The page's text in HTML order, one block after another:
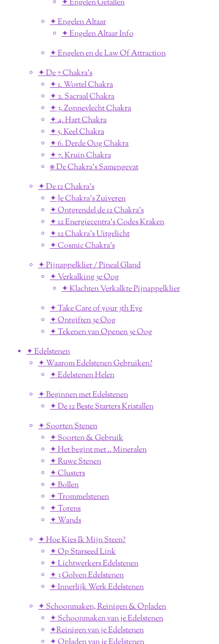
✦ Engelen Getallen
✦ Engelen Altaar
✦ Engelen Altaar Info
✦ Engelen en de Law Of Attraction
✦ De 7 Chakra's
✦ 1. Wortel Chakra
✦ 2. Sacraal Chakra
✦ 3. Zonnevlecht Chakra
✦ 4. Hart Chakra
✦ 5. Keel Chakra
✦ 6. Derde Oog Chakra
✦ 7. Kruin Chakra
⎈ De Chakra's Samengevat
✦ De 12 Chakra's
✦ Je Chakra's Zuiveren
✦ Ontgrendel de 12 Chakra's
✦ 12 Energiecentra's Codes Kraken
✦ 12 Chakra's Uitgelicht
✦ Cosmic Chakra's
✦ Pijnappelklier / Pineal Gland
✦ Verkalking 3e Oog
✦ Klachten Verkalkte Pijnappelklier
✦ Take Care of your 3th Eye
✦ Ontgiften 3e Oog
✦ Tekenen van Openen 3e Oog
✦ Edelstenen
✦ Waarom Edelstenen Gebruiken?
✦ Edelstenen Helen
✦ Beginnen met Edelstenen
✦ De 12 Beste Starters Kristallen
✦ Soorten Stenen
✦ Soorten & Gebruik
✦ Het begint met .. Mineralen
✦ Ruwe Stenen
✦ Clusters
✦ Bollen
✦ Trommelstenen
✦ Torens
✦ Wands
✦ Hoe Kies Ik Mijn Steen?
✦ Op Starseed Link
✦ Lichtwerkers Edelstenen
✦ 3 Golven Edelstenen
✦ Innerlijk Werk Edelstenen
✦ Schoonmaken, Reinigen & Opladen
✦ Schoonmaken van je Edelstenen
✦Reinigen van je Edelstenen